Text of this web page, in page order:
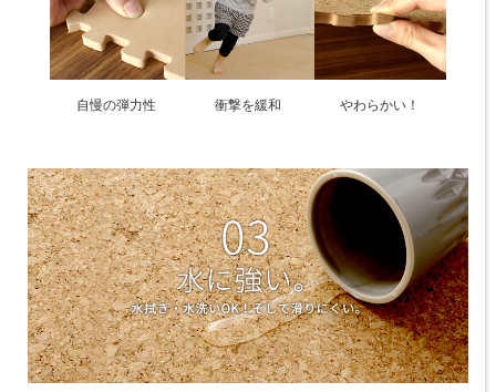
自慢の弾力性 衝撃を緩和 やわらかい！